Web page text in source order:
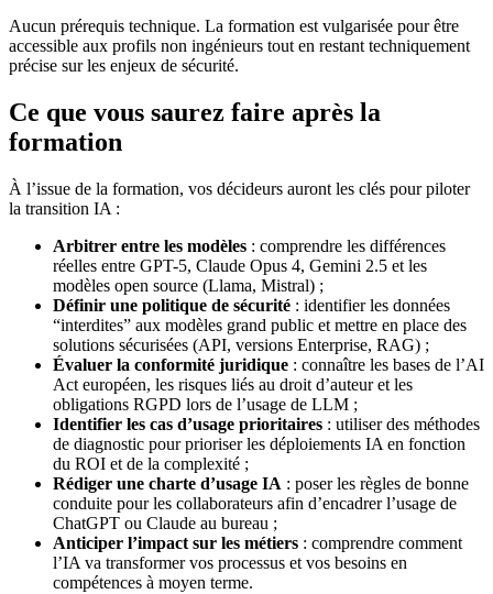
Aucun prérequis technique. La formation est vulgarisée pour être
accessible aux profils non ingénieurs tout en restant techniquement
précise sur les enjeux de sécurité.
Ce que vous saurez faire après la
formation
À l’issue de la formation, vos décideurs auront les clés pour piloter
la transition IA :
Arbitrer entre les modèles : comprendre les différences
réelles entre GPT-5, Claude Opus 4, Gemini 2.5 et les
modèles open source (Llama, Mistral) ;
Définir une politique de sécurité : identifier les données
“interdites” aux modèles grand public et mettre en place des
solutions sécurisées (API, versions Enterprise, RAG) ;
Évaluer la conformité juridique : connaître les bases de l’AI
Act européen, les risques liés au droit d’auteur et les
obligations RGPD lors de l’usage de LLM ;
Identifier les cas d’usage prioritaires : utiliser des méthodes
de diagnostic pour prioriser les déploiements IA en fonction
du ROI et de la complexité ;
Rédiger une charte d’usage IA : poser les règles de bonne
conduite pour les collaborateurs afin d’encadrer l’usage de
ChatGPT ou Claude au bureau ;
Anticiper l’impact sur les métiers : comprendre comment
l’IA va transformer vos processus et vos besoins en
compétences à moyen terme.